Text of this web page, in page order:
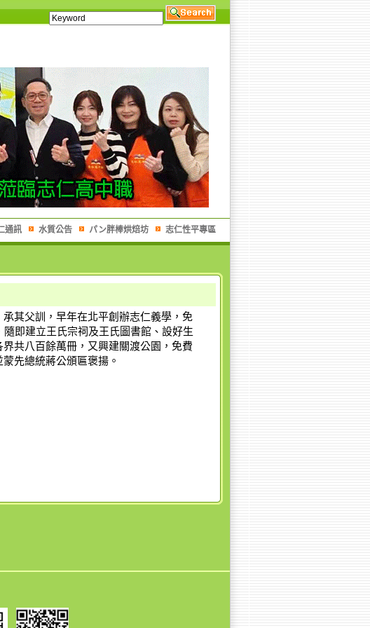
通訊 水質公告 パン胖棒烘焙坊 志仁性平專區
其父訓，早年在北平創辦志仁義學，免
即建立王氏宗祠及王氏圖書館、設好生
共八百餘萬冊，又興建關渡公園，免費
先總統蔣公頒匾褒揚。